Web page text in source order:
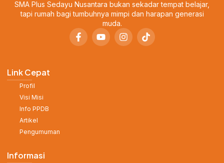
SMA Plus Sedayu Nusantara bukan sekadar tempat belajar,
tapi rumah bagi tumbuhnya mimpi dan harapan generasi
muda.
Link Cepat
Profil
Visi Misi
Info PPDB
Artikel
Pengumuman
Informasi